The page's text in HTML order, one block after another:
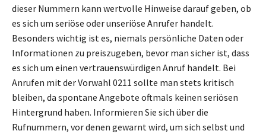
dieser Nummern kann wertvolle Hinweise darauf geben, ob
es sich um seriöse oder unseriöse Anrufer handelt.
Besonders wichtig ist es, niemals persönliche Daten oder
Informationen zu preiszugeben, bevor man sicher ist, dass
es sich um einen vertrauenswürdigen Anruf handelt. Bei
Anrufen mit der Vorwahl 0211 sollte man stets kritisch
bleiben, da spontane Angebote oftmals keinen seriösen
Hintergrund haben. Informieren Sie sich über die
Rufnummern, vor denen gewarnt wird, um sich selbst und